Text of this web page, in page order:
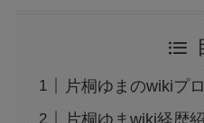
片桐ゆまのwikiプ
片桐ゆまwiki経歴